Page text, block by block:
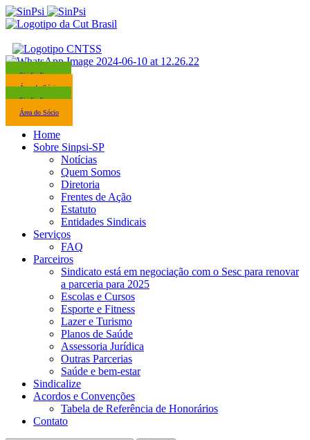
Sindicalize-se
Área do Sócio
Sindicalize-se
Área do Sócio
Home
Sobre Sinpsi-SP
Notícias
Quem Somos
Diretoria
Frentes de Ação
Estatuto
Entidades Sindicais
Serviços
FAQ
Parceiros
Sindicato está em negociação com o Sesc para renovar
a parceria para 2025
Escolas e Cursos
Esporte e Fitness
Lazer e Turismo
Planos de Saúde
Assessoria Jurídica
Outras Parcerias
Saúde e bem-estar
Sindicalize
Acordos e Convenções
Tabela de Referência de Honorários
Contato